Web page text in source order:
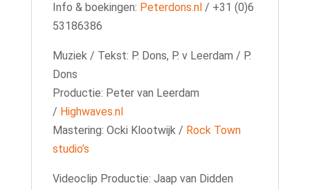
Info & boekingen: Peterdons.nl / +31 (0)6
53186386
Muziek / Tekst: P. Dons, P. v Leerdam / P.
Dons
Productie: Peter van Leerdam
/ Highwaves.nl
Mastering: Ocki Klootwijk / Rock Town
studio’s
Videoclip Productie: Jaap van Didden